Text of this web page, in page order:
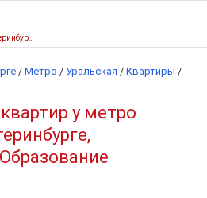
/ Метро / Уральская / Квартиры /
у метро